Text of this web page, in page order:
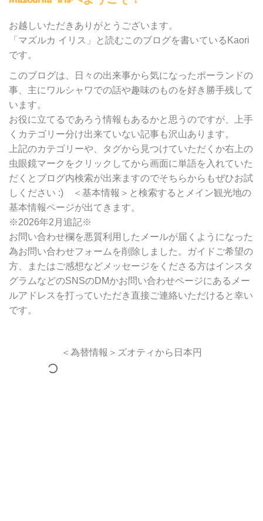
テ
ゴ
ー
別
検
索
お越しいただきありがとうございます。
「マズルカ イリス」と読むこのブログを書いているKaori
です。
このブログは、日々の出来事から気になったポーランドの
事、主にワルシャワでの話や趣味のものを好き勝手残して
います。
お役に立てるであろう情報もあるかと思うのですが、上手
くカテゴリー分け出来ていない記事も沢山あります。
上記のカテゴリーや、タグから見つけていただくか右上の
虫眼鏡マークをクリックしてから画面に単語を入れていた
だくとブログ内検索が出来ますのでそちらからもぜひお試
しください :) ＜基本情報＞と検索するとメイン観光地の
基本情報ページが出てきます。
※2026年2月追記※
お問い合わせ欄を悪質利用したメールが届くようになった
為お問い合わせフォームを削除しました。ガイドご希望の
方、またはご感想などメッセージをくださる方はインスタ
グラムなどのSNSのDMかお問い合わせページにあるメー
ルアドレスを打っていただき直接ご連絡いただけると幸い
です。
＜為替情報＞ズオティから日本円